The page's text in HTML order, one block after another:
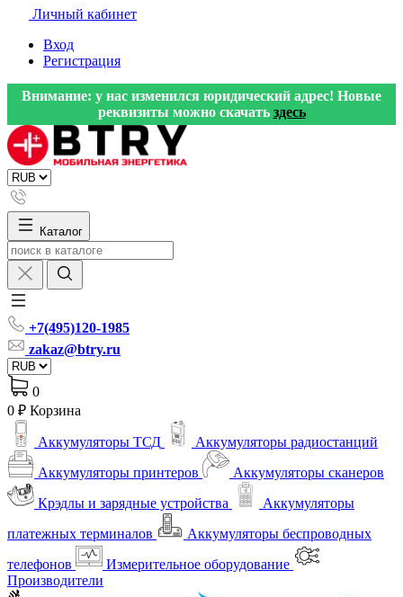
Личный кабинет
Вход
Регистрация
Внимание: у нас изменился юридический адрес! Новые
реквизиты можно скачать здесь
Каталог
+7(495)120-1985
zakaz@btry.ru
0
0 ₽ Корзина
Аккумуляторы ТСД
Аккумуляторы радиостанций
Аккумуляторы принтеров
Аккумуляторы сканеров
Крэдлы и зарядные устройства
Аккумуляторы
платежных терминалов
Аккумуляторы беспроводных
телефонов
Измерительное оборудование
Производители